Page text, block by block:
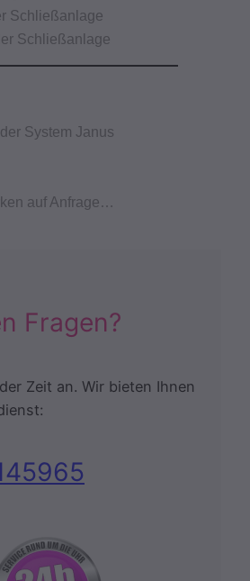
Schließanlage
Schließanlage
System Janus
auf Anfrage…
Fragen?
Zeit an. Wir bieten Ihnen